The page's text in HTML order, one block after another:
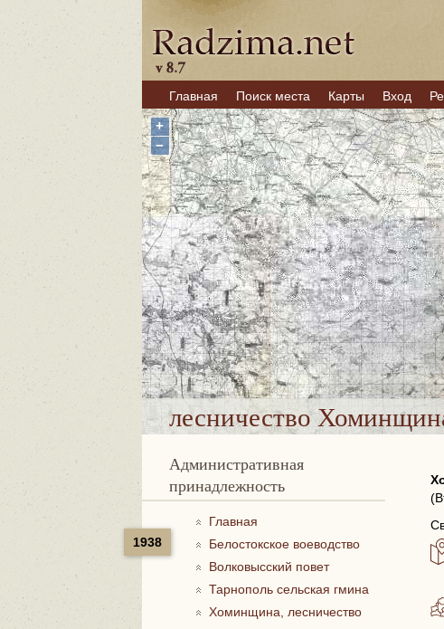
Главная Поиск места Карты Вход
+
−
лесничество
Административная
принадлежность
1938
Главная
Белостокское воеводство
Волковысский повет
Тарнополь сельская гмина
Хоминщина, лесничество